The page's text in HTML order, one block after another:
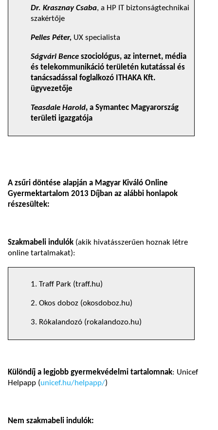
Dr. Krasznay Csaba, a HP IT biztonságtechnikai
szakértője
Pelles Péter, UX specialista
Ságvári Bence szociológus, az internet, média
és telekommunikáció területén kutatással és
tanácsadással foglalkozó ITHAKA Kft.
ügyvezetője
Teasdale Harold, a Symantec Magyarország
területi igazgatója
A zsűri döntése alapján a Magyar Kiváló Online
Gyermektartalom 2013 Díjban az alábbi honlapok
részesültek:
Szakmabeli indulók (akik hivatásszerűen hoznak létre
online tartalmakat):
1. Traff Park (traff.hu)
2. Okos doboz (okosdoboz.hu)
3. Rókalandozó (rokalandozo.hu)
Különdíj a legjobb gyermekvédelmi tartalomnak: Unicef
Helpapp (unicef.hu/helpapp/)
Nem szakmabeli indulók: